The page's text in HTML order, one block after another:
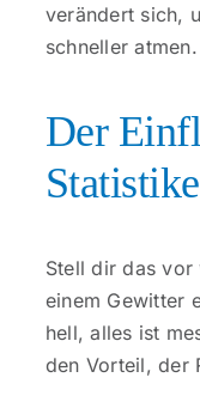
verändert sich,
schneller atmen.
Der
Stell dir das vor
einem Gewitter
hell, alles ist
den Vorteil, der